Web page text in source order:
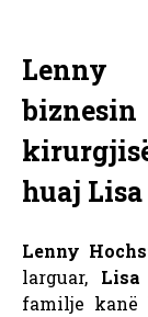
Lenny
huaj Lisa
Lenny
larguar,
familje